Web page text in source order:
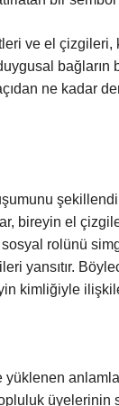
ve el
bağların
ne kadar
bireyin el
rolünü
yansıtır.
kimliğiyle